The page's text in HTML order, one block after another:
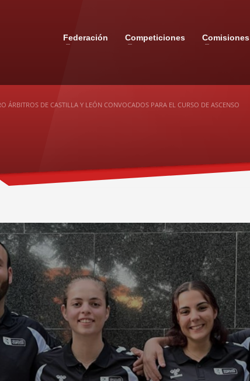
Federación Competiciones Comisiones
ÁRBITROS DE CASTILLA Y LEÓN CONVOCADOS PARA EL CURSO DE ASCENSO